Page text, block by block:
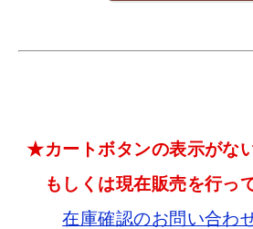
★カートボタンの表示がな
もしくは現在販売を行っ
在庫確認のお問い合わ